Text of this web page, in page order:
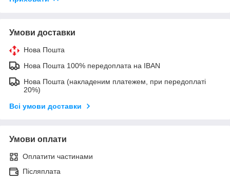
Умови доставки
Нова Пошта
Нова Пошта 100% передоплата на IBAN
Нова Пошта (накладеним платежем, при передоплаті
20%)
Всі умови доставки
Умови оплати
Оплатити частинами
Післяплата